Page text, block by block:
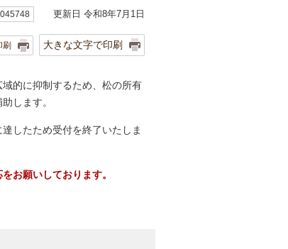
更新日 令和8年7月1日
刷 大きな文字で印刷
的に抑制するため、松の所有
します。
したため受付を終了いたしま
お願いしております。